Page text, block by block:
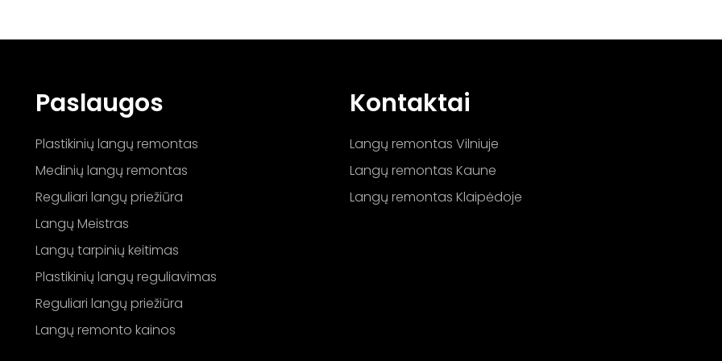
Paslaugos
Plastikinių langų remontas
Medinių langų remontas
Reguliari langų priežiūra
Langų Meistras
Langų tarpinių keitimas
Plastikinių langų reguliavimas
Reguliari langų priežiūra
Langų remonto kainos
Kontaktai
Langų remontas Vilniuje
Langų remontas Kaune
Langų remontas Klaipėdoje